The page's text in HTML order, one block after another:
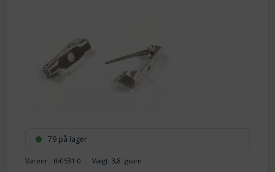
79 på lager
Varenr.:tb0531-0 Vægt:3,8 gram